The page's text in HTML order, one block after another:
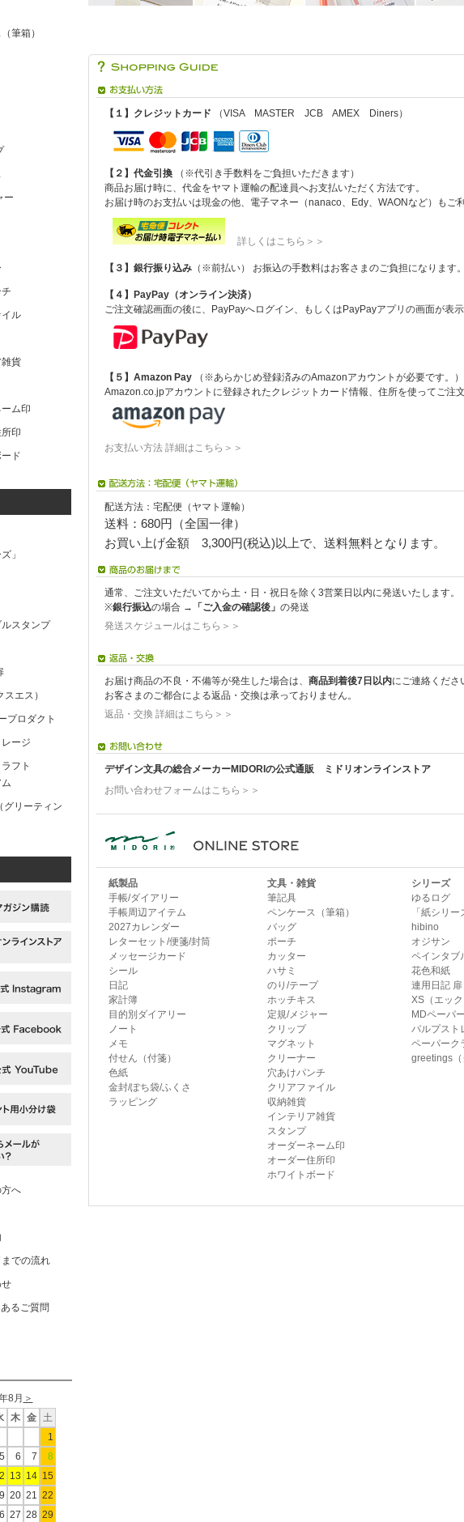
筆箱）
ー
ル
貨
ム印
印
ド
」
スタンプ
エス）
プロダクト
ージ
フト
グリーティン
へ
での流れ
せ
るご質問
8月 ＞
木 金
土
1
5 6 7
8
13 14 15
20 21
22
27 28 29
【１】クレジットカード （VISA MASTER JCB AMEX Diners）
【２】代金引換 （※代引き手数料をご負担いただきます）
商品お届け時に、代金をヤマト運輸の配達員へお支払いただく方法です。
お届け時のお支払いは現金の他、電子マネー（nanaco、Edy、WAONなど）もご
詳しくはこちら＞＞
【３】銀行振り込み （※前払い） お振込の手数料はお客さまのご負担になります
【４】PayPay（オンライン決済）
ご注文確認画面の後に、PayPayへログイン、もしくはPayPayアプリの画面が表
【５】Amazon Pay （※あらかじめ登録済みのAmazonアカウントが必要です。）
Amazon.co.jpアカウントに登録されたクレジットカード情報、住所を使ってご注
お支払い方法 詳細はこちら＞＞
配送方法：宅配便（ヤマト運輸）
送料：680円（全国一律）
お買い上げ金額 3,300円(税込)以上で、送料無料となります。
通常、ご注文いただいてから土・日・祝日を除く3営業日以内に発送いたします。
※銀行振込の場合 → 「ご入金の確認後」 の発送
発送スケジュールはこちら＞＞
お届け商品の不良・不備等が発生した場合は、 商品到着後7日以内にご連絡くださ
お客さまのご都合による返品・交換は承っておりません。
返品・交換 詳細はこちら＞＞
デザイン文具の総合メーカーMIDORIの公式通販 ミドリオンラインストア
お問い合わせフォームはこちら＞＞
紙製品
手帳/ダイアリー
手帳周辺アイテム
2027カレンダー
レターセット/便箋/封筒
メッセージカード
シール
日記
家計簿
目的別ダイアリー
ノート
メモ
付せん（付箋）
色紙
金封/ぽち袋/ふくさ
ラッピング
文具・雑貨
筆記具
ペンケース（筆箱）
バッグ
ポーチ
カッター
ハサミ
のり/テープ
ホッチキス
定規/メジャー
クリップ
マグネット
クリーナー
穴あけパンチ
クリアファイル
収納雑貨
インテリア雑貨
スタンプ
オーダーネーム印
オーダー住所印
ホワイトボード
シリーズ
ゆるログ
「紙シリー
hibino
オジサン
ペインタブ
花色和紙
連用日記 扉
XS（エッ
MDペーパ
パルプスト
ペーパーク
greetings